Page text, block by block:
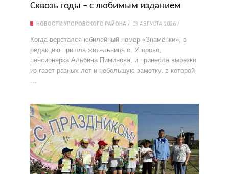
Сквозь годы – с любимым изданием
НОВОСТИ УПОРОВСКОГО РАЙОНА 03 АВГУСТА 2026
Когда верстался юбилейный номер «Знамёнки», в
редакцию пришла жительница с. Упорово,
пенсионерка Альбина Пиминова, и принесла вырезки
из газет разных лет и небольшую заметку, в которой
…